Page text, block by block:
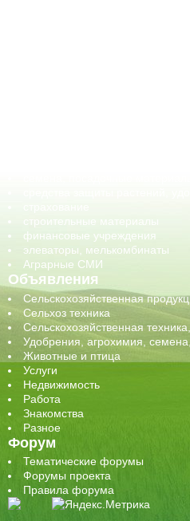
строительные материалы
финансовые учреждения
элеваторы, мелькомбинаты
Аграрные СМИ
Объявления
Сельскохозяйственная
Сельхоз техника
Сельскохозяйственная
Удобрения, агрохимия,
Животные и птица
Услуги
Недвижимость
Работа
Знакомства
Разное
Форум
Тематические форумы
Форумы проекта
Правила форума